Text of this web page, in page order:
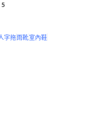
5
字拖雨靴室內鞋